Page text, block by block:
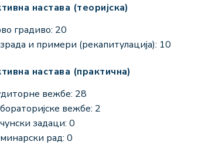
настава (теоријска)
градиво: 20
и примери (рекапитулација): 10
настава (практична)
вежбе: 28
вежбе: 2
задаци: 0
рад: 0